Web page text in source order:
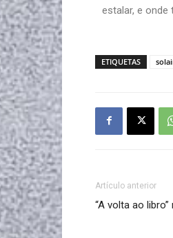
estalar, e onde
ETIQUETAS
Artículo anterior
“A volta ao